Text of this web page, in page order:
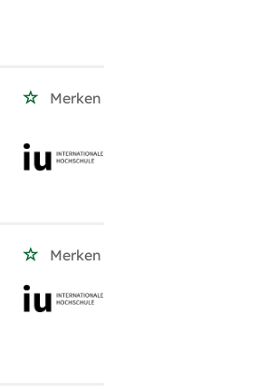
Merken
Merken